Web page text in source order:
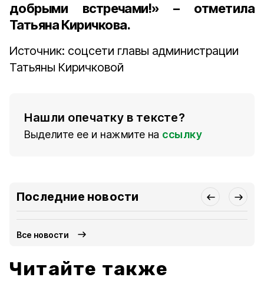
добрыми встречами!» – отметила
Татьяна Киричкова.
Источник: соцсети главы администрации
Татьяны Киричковой
Нашли опечатку в тексте?
Выделите ее и нажмите на ссылку
Последние новости
Все новости
Читайте также